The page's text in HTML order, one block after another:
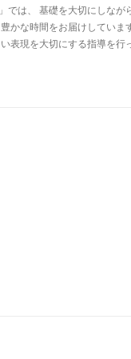
では、 基礎を大切にしな
かな時間をお届けしていま
表現を大切にする指導を